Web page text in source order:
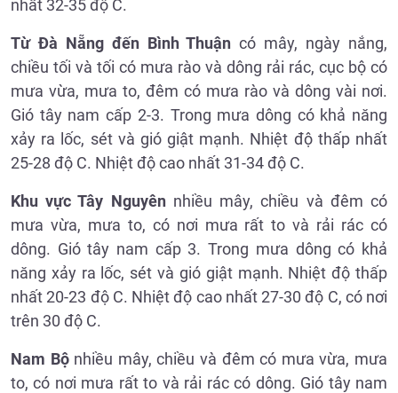
nhất 32-35 độ C.
Từ Đà Nẵng đến Bình Thuận có mây, ngày nắng,
chiều tối và tối có mưa rào và dông rải rác, cục bộ có
mưa vừa, mưa to, đêm có mưa rào và dông vài nơi.
Gió tây nam cấp 2-3. Trong mưa dông có khả năng
xảy ra lốc, sét và gió giật mạnh. Nhiệt độ thấp nhất
25-28 độ C. Nhiệt độ cao nhất 31-34 độ C.
Khu vực Tây Nguyênnhiều mây, chiều và đêm có
mưa vừa, mưa to, có nơi mưa rất to và rải rác có
dông. Gió tây nam cấp 3. Trong mưa dông có khả
năng xảy ra lốc, sét và gió giật mạnh. Nhiệt độ thấp
nhất 20-23 độ C. Nhiệt độ cao nhất 27-30 độ C, có nơi
trên 30 độ C.
Nam Bộnhiều mây, chiều và đêm có mưa vừa, mưa
to, có nơi mưa rất to và rải rác có dông. Gió tây nam